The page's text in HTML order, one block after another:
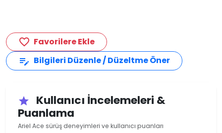
favorite_border Favorilere Ekle
edit_note Bilgileri Düzenle / Düzeltme Öner
star
Kullanıcı İncelemeleri &
Puanlama
Ariel Ace sürüş deneyimleri ve kullanıcı puanları